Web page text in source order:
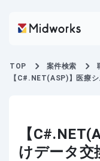
TOP 案件検索
【C#.NET(ASP)】医療
【
けデータ交